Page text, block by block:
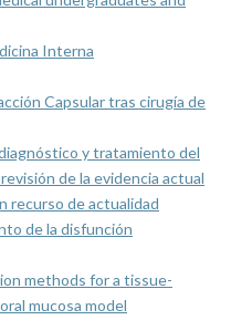
Interna
Capsular tras cirugía de
y tratamiento del
de la evidencia actual
recurso de actualidad
de la disfunción
methods for a tissue-
mucosa model